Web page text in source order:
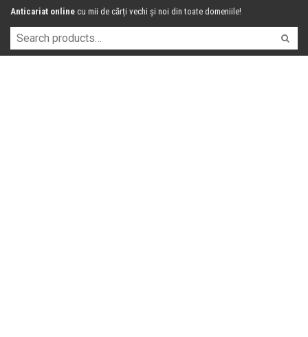
Anticariat online cu mii de cărți vechi și noi din toate domeniile!